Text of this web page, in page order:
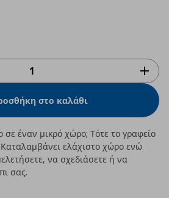
στο καλάθι
σε έναν μικρό χώρο; Τότε το γραφείο
Καταλαμβάνει ελάχιστο χώρο ενώ
να σχεδιάσετε ή να
σας.